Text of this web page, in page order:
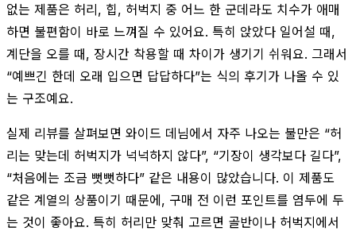
없는 제품은 허리, 힙, 허벅지 중 어느 한 군데라도 치수가 애매
하면 불편함이 바로 느껴질 수 있어요. 특히 앉았다 일어설 때,
계단을 오를 때, 장시간 착용할 때 차이가 생기기 쉬워요. 그래서
“예쁘긴 한데 오래 입으면 답답하다”는 식의 후기가 나올 수 있
는 구조예요.
실제 리뷰를 살펴보면 와이드 데님에서 자주 나오는 불만은 “허
리는 맞는데 허벅지가 넉넉하지 않다”, “기장이 생각보다 길다”,
“처음에는 조금 뻣뻣하다” 같은 내용이 많았습니다. 이 제품도
같은 계열의 상품이기 때문에, 구매 전 이런 포인트를 염두에 두
는 것이 좋아요. 특히 허리만 맞춰 고르면 골반이나 허벅지에서